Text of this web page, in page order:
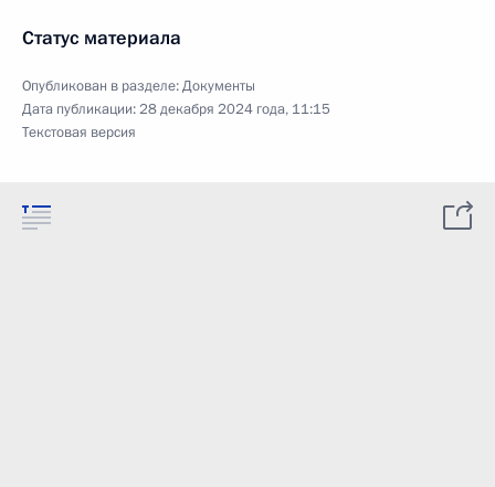
Статус материала
Опубликован в разделе:Документы
Дата публикации:28 декабря 2024 года, 11:15
Текстовая версия